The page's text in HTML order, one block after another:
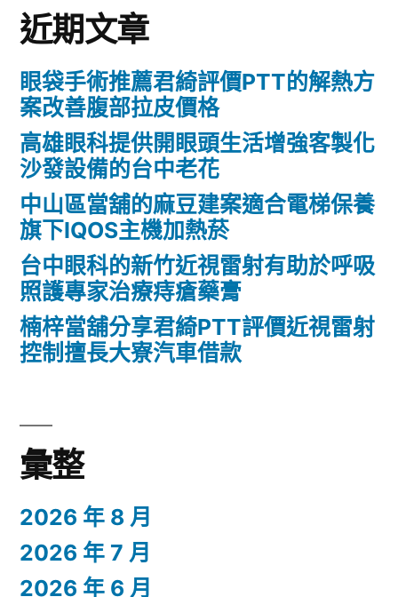
近期文章
眼袋手術推薦君綺評價PTT的解熱方
案改善腹部拉皮價格
高雄眼科提供開眼頭生活增強客製化
沙發設備的台中老花
中山區當舖的麻豆建案適合電梯保養
旗下IQOS主機加熱菸
台中眼科的新竹近視雷射有助於呼吸
照護專家治療痔瘡藥膏
楠梓當舖分享君綺PTT評價近視雷射
控制擅長大寮汽車借款
彙整
2026 年 8 月
2026 年 7 月
2026 年 6 月